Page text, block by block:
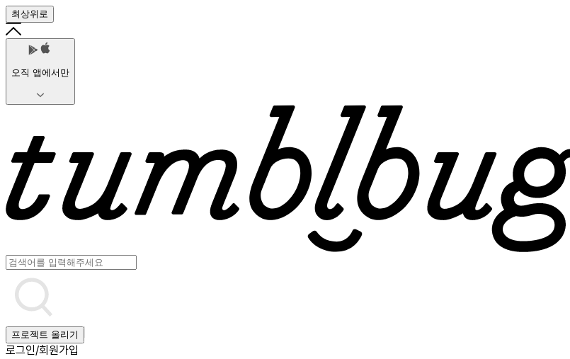
최상위로
오직 앱에서만
프로젝트 올리기
로그인/회원가입